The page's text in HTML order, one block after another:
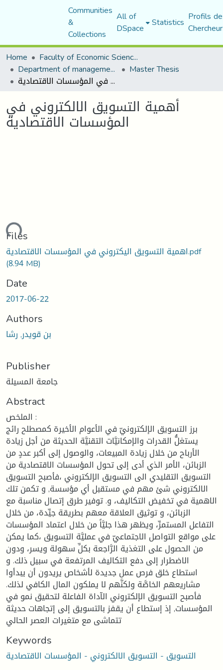
Communities
&
Collections
All of
DSpace Statistics Profils
Home
Faculty of Economic Sciences, Commerce and Management Sciences
Department of management sciences Master Thesis
أهمية التسويق الالكتروني في المؤسسات الاقتصادية
أهمية التسويق الالكتروني في
المؤسسات الاقتصادية
Files
اهمية التسويق اليكتروني في المؤسسات الاقتصادية.pdf
(8.94 MB)
Date
2017-06-22
Authors
بن قويدر, رشا
Publisher
جامعة المسيلة
Abstract
الملخص :
برز التسويق الإلكترونيّ في الأعوام الأخيرة كمصطلح رائج
يستغلُّ القدرات والإمكانيَّات التقنيَّة الحديثة من أجل زيادة
الأرباح من خلال زيادة المبيعات، والوصول إلى أكبر عددٍ من
الزبائن، الأمر الذي أدى إلى تحول المؤسسات الاقتصادية من
التسويق التقليدي الى التسويق الإلكتروني ،فأصبح التسويق
الالكتروني شئ مهم في مستقبل أي مؤسسة, و تكمن تلك
الاهمية في تخفيض التكاليف، و. توفير طرق إتصال مناسبة مع
الزبائن، و توثيق العلاقة معهم بطريقة جيِّدة، من خلال
التفاعل المستمرِّ، ويظهر هذا جليَّاً من خلال اعتماد المؤسسات
على مواقع التواصل الاجتماعيّ في عمليَّة التسويق ،كما يمكن
من الحصول على التغذية الرَّاجعة بكلِّ سهولة ويسر، ودون
الاضطرار إلى دفع التكاليف المرتفعة في سبيل ذلك. و
استطاع خلق فرص عمل جديدة لأشخاص يريدون أن يبدأوا
مشاريعهم الخاصَّة ولكنَّهم لا يملكون المال الكافي لذلك.
فأصبح التسويق الإلكتروني الآداة الفاعلة لتحقيق نمو في
المؤسسات, إذ إستطاع أن يقفز بالتسويق إلى إتجاهات حديثة
تتماشى مع متغيرات العصر الحالي
Keywords
التسويق - التسويق الالكتروني - المؤسسات الاقتصادية